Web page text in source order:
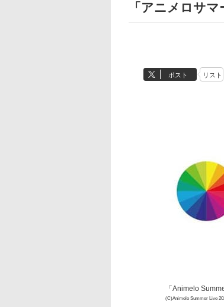
「アニメロサ
ポスト リスト
「Animelo
(C)Animelo Summer Live